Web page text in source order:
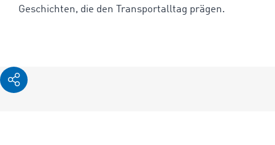
Geschichten, die den Transportalltag prägen.